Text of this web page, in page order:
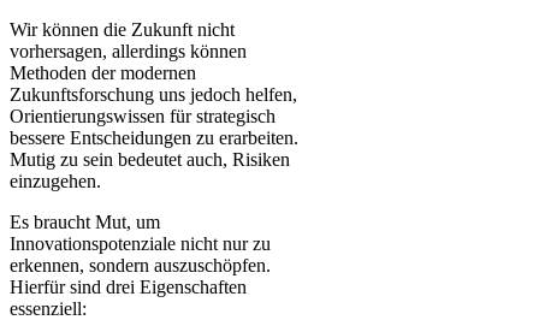
Wir können die Zukunft nicht
vorhersagen, allerdings können
Methoden der modernen
Zukunftsforschung uns jedoch helfen,
Orientierungswissen für strategisch
bessere Entscheidungen zu erarbeiten.
Mutig zu sein bedeutet auch, Risiken
einzugehen.
Es braucht Mut, um
Innovationspotenziale nicht nur zu
erkennen, sondern auszuschöpfen.
Hierfür sind drei Eigenschaften
essenziell: